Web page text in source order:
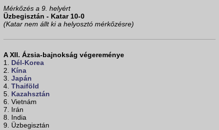
Mérkőzés a 9. helyért
Üzbegisztán - Katar 10-0
(Katar nem állt ki a helyosztó mérkőzésre)
A XII. Ázsia-bajnokság végereménye
1. Dél-Korea
2. Kína
3. Japán
4. Thaiföld
5. Kazahsztán
6. Vietnám
7. Irán
8. India
9. Üzbegisztán